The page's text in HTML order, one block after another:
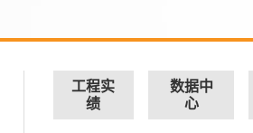
工程实
绩
数据中
心